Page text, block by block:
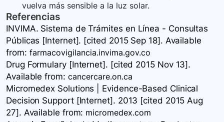
vuelva más sensible a la luz solar.
Referencias
INVIMA. Sistema de Trámites en Línea - Consultas
Públicas [Internet]. [cited 2015 Sep 18]. Available
from: farmacovigilancia.invima.gov.co
Drug Formulary [Internet]. [cited 2015 Nov 13].
Available from: cancercare.on.ca
Micromedex Solutions | Evidence-Based Clinical
Decision Support [Internet]. 2013 [cited 2015 Aug
27]. Available from: micromedex.com